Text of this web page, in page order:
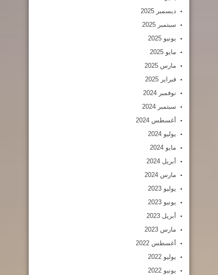
ديسمبر 2025
سبتمبر 2025
يونيو 2025
مايو 2025
مارس 2025
فبراير 2025
نوفمبر 2024
سبتمبر 2024
أغسطس 2024
يوليو 2024
مايو 2024
أبريل 2024
مارس 2024
يوليو 2023
يونيو 2023
أبريل 2023
مارس 2023
أغسطس 2022
يوليو 2022
يونيو 2022